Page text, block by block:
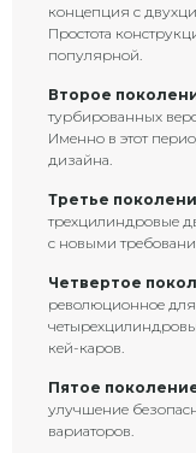
концепция с
Простота
популярной.
Второе
турбированных
Именно в этот
дизайна.
Третье
трехцилиндровые
с новыми
Четвертое
революционное для
кей-каров.
Пятое
улучшение
вариаторов.